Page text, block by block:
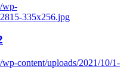
wp-
335x256.jpg
content/uploads/2021/10/1-